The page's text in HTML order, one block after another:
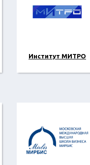
Институт МИТРО